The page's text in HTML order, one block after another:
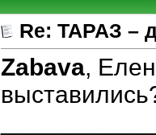
Re: ТАРАЗ –
Zabava,